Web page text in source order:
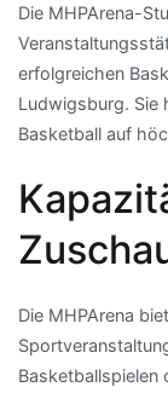
Die MHPArena-
erfolgreichen
Ludwigsburg. Sie
Basketball auf
Die MHPArena
Basketballspielen